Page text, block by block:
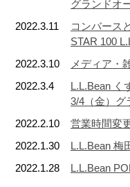
グランドオ
2022.3.11
コンバース
STAR 100
2022.3.10
メディア・
2022.3.4
L.L.Bean く
3/4（金）グ
2022.2.10
営業時間変
2022.1.30
L.L.Bean 梅
2022.1.28
L.L.Bean